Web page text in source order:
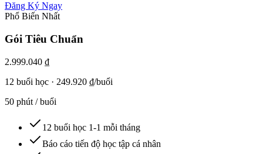
Đăng Ký Ngay
Phổ Biến Nhất
Gói Tiêu Chuẩn
2.999.040 ₫
12 buổi học · 249.920 ₫/buổi
50 phút / buổi
12 buổi học 1-1 mỗi tháng
Báo cáo tiến độ học tập cá nhân